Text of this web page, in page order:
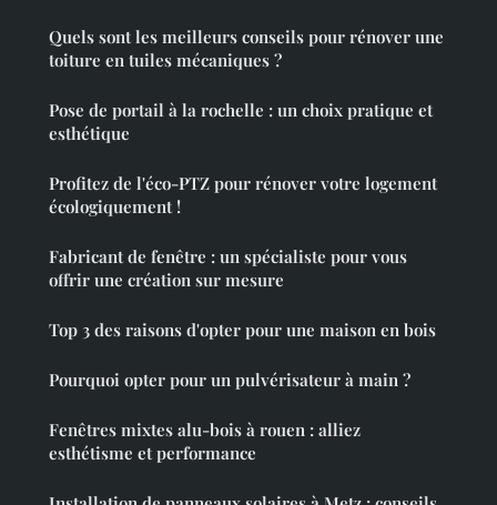
Quels sont les meilleurs conseils pour rénover une
toiture en tuiles mécaniques ?
Pose de portail à la rochelle : un choix pratique et
esthétique
Profitez de l'éco-PTZ pour rénover votre logement
écologiquement !
Fabricant de fenêtre : un spécialiste pour vous
offrir une création sur mesure
Top 3 des raisons d'opter pour une maison en bois
Pourquoi opter pour un pulvérisateur à main ?
Fenêtres mixtes alu-bois à rouen : alliez
esthétisme et performance